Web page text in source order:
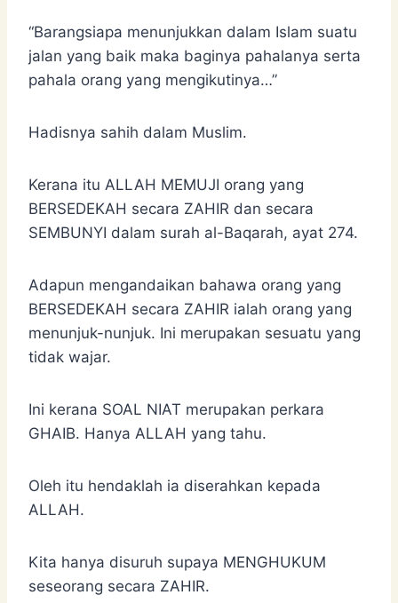
“Barangsiapa menunjukkan dalam Islam suatu
jalan yang baik maka baginya pahalanya serta
pahala orang yang mengikutinya…”
Hadisnya sahih dalam Muslim.
Kerana itu ALLAH MEMUJI orang yang
BERSEDEKAH secara ZAHIR dan secara
SEMBUNYI dalam surah al-Baqarah, ayat 274.
Adapun mengandaikan bahawa orang yang
BERSEDEKAH secara ZAHIR ialah orang yang
menunjuk-nunjuk. Ini merupakan sesuatu yang
tidak wajar.
Ini kerana SOAL NIAT merupakan perkara
GHAIB. Hanya ALLAH yang tahu.
Oleh itu hendaklah ia diserahkan kepada
ALLAH.
Kita hanya disuruh supaya MENGHUKUM
seseorang secara ZAHIR.